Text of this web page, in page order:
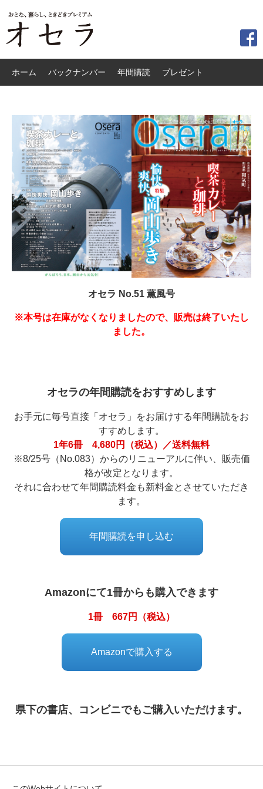
ホーム バックナンバー 年間購読 プレゼント
オセラ No.51 薫風号
※本号は在庫がなくなりましたので、販売は終了いたし
ました。
オセラの年間購読をおすすめします
お手元に毎号直接「オセラ」をお届けする年間購読をお
すすめします。
1年6冊 4,680円（税込）／送料無料
※8/25号（No.083）からのリニューアルに伴い、販売価
格が改定となります。
それに合わせて年間購読料金も新料金とさせていただき
ます。
年間購読を申し込む
Amazonにて1冊からも購入できます
1冊 667円（税込）
Amazonで購入する
県下の書店、コンビニでもご購入いただけます。